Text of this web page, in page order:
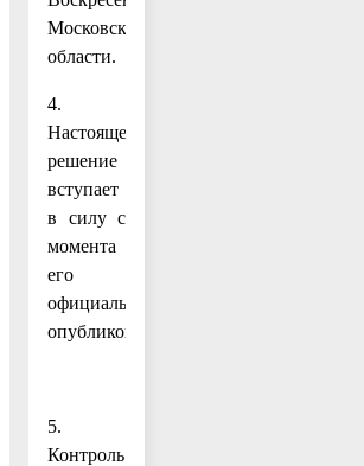
Московской
области.
4.
Настоящее
решение
вступает
в силу с
момента
его
официального
опубликования.
5.
Контроль